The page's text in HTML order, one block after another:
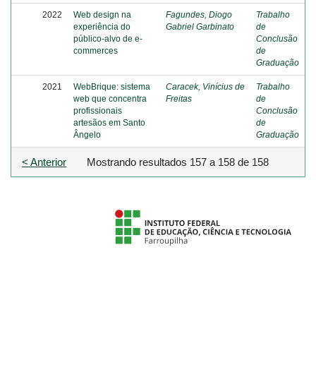
2022
Web design na
experiência do
público-alvo de e-
commerces
Fagundes, Diogo
Gabriel Garbinato
Trabalho
de
Conclusão
de
Graduação
2021
WebBrique: sistema
web que concentra
profissionais
artesãos em Santo
Ângelo
Caracek, Vinícius de
Freitas
Trabalho
de
Conclusão
de
Graduação
Mostrando resultados 157 a 158 de 158
< Anterior